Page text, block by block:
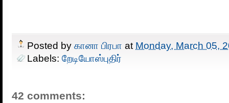
Posted by கானா பிரபா at Monday, March 05,
Labels: றேடியோஸ்புதிர்
42 comments: